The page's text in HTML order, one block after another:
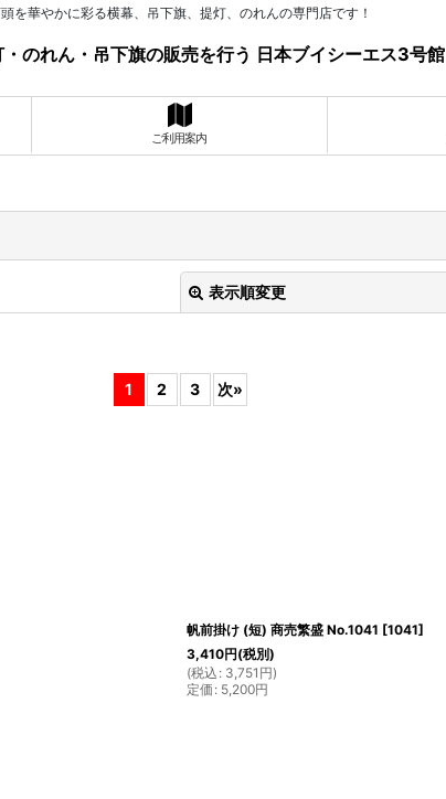
を華やかに彩る横幕、吊下旗、提灯、のれんの専門店です！
のれん・吊下旗の販売を行う 日本ブイシーエス3号館
ご利用案内
表示順変更
1 2 3 次»
帆前掛け (短) 商売繁盛 No.1041 [1041]
3,410円(税別)
(税込 : 3,751 円)
定価 : 5,200円